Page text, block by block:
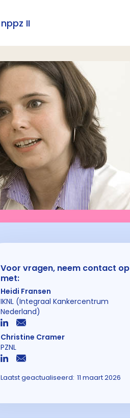
nppz II
Voor vragen, neem contact op
met:
Heidi Fransen
IKNL (Integraal Kankercentrum
Nederland)
Christine Cramer
PZNL
Laatst geactualiseerd: 11 maart 2026